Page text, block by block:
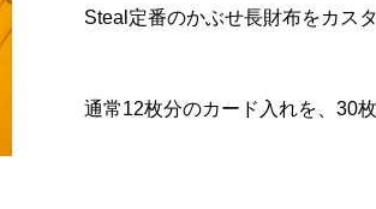
Steal定番のかぶせ長財布をカスタ
通常12枚分のカード入れを、30